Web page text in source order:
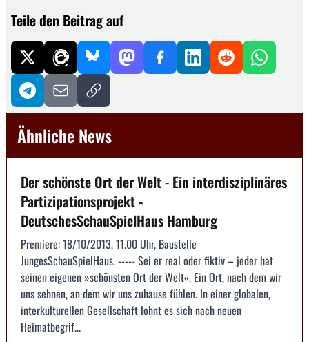
Teile den Beitrag auf
Ähnliche News
Der schönste Ort der Welt - Ein interdisziplinäres
Partizipationsprojekt -
DeutschesSchauSpielHaus Hamburg
Premiere: 18/10/2013, 11.00 Uhr, Baustelle
JungesSchauSpielHaus. ----- Sei er real oder fiktiv – jeder hat
seinen eigenen »schönsten Ort der Welt«. Ein Ort, nach dem wir
uns sehnen, an dem wir uns zuhause fühlen. In einer globalen,
interkulturellen Gesellschaft lohnt es sich nach neuen
Heimatbegrif...